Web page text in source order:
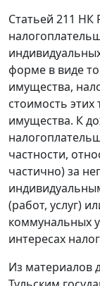
Статьей 211 НК
форме в виде
имущества,
стоимость этих
имущества. К
частности,
частично) за
(работ, услуг)
коммунальных
интересах
Из материалов